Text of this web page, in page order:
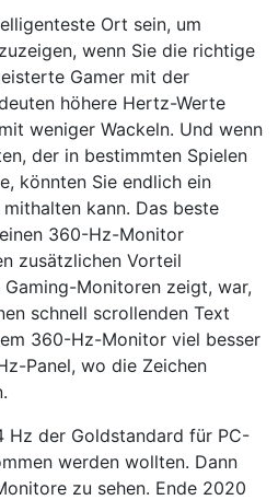
Ort sein, um
wenn Sie die richtige
Gamer mit der
höhere Hertz-Werte
weniger Wackeln. Und wenn
der in bestimmten Spielen
könnten Sie endlich ein
kann. Das beste
360-Hz-Monitor
zusätzlichen Vorteil
Monitoren zeigt, war,
schnell scrollenden Text
360-Hz-Monitor viel besser
Panel, wo die Zeichen
Hz der Goldstandard für PC-
werden wollten. Dann
zu sehen. Ende 2020